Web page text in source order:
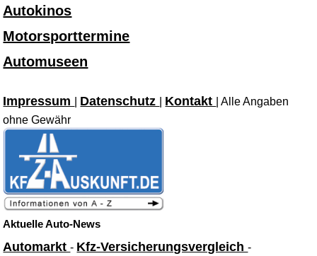
Autokinos
Motorsporttermine
Automuseen
Impressum Datenschutz Kontakt
| Alle Angaben
ohne Gewähr
Aktuelle Auto-News
Automarkt- Kfz-Versicherungsvergleich-